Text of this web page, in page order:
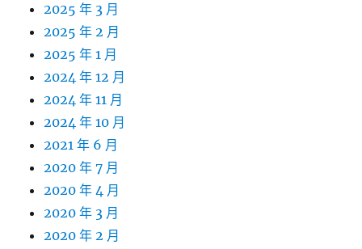
2025 年 3 月
2025 年 2 月
2025 年 1 月
2024 年 12 月
2024 年 11 月
2024 年 10 月
2021 年 6 月
2020 年 7 月
2020 年 4 月
2020 年 3 月
2020 年 2 月